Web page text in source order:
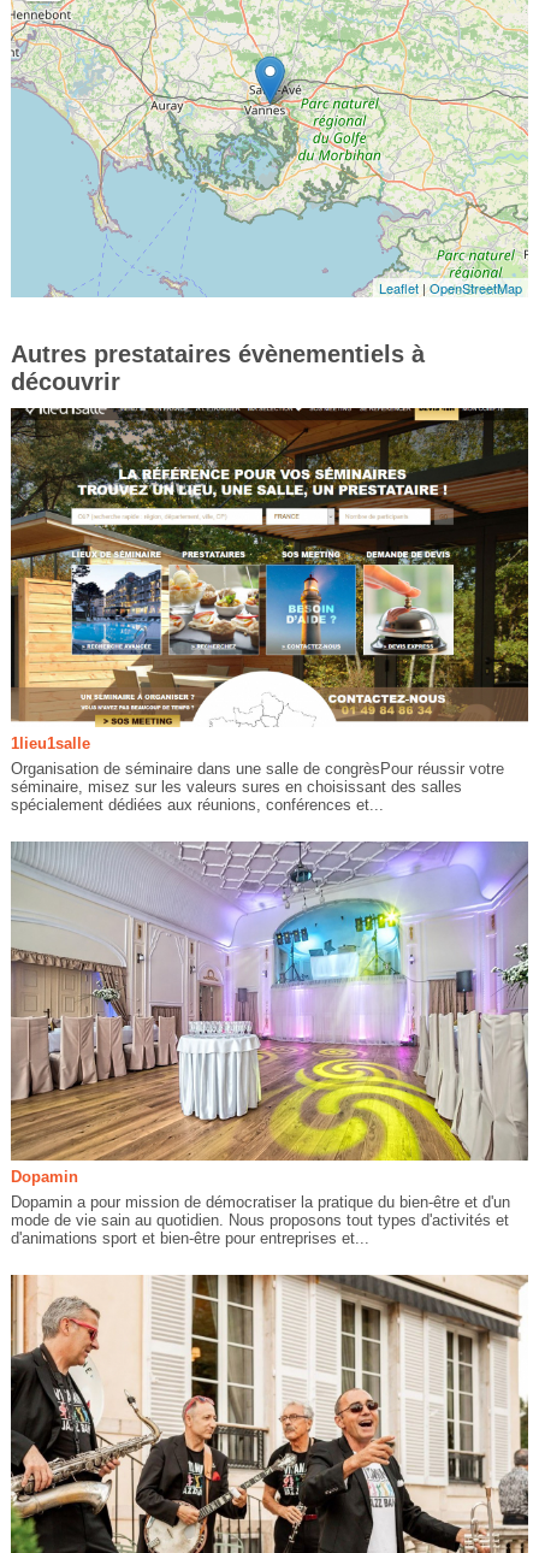
Leaflet |OpenStreetMap
Autres prestataires évènementiels à
découvrir
1lieu1salle
Organisation de séminaire dans une salle de congrèsPour réussir votre
séminaire, misez sur les valeurs sures en choisissant des salles
spécialement dédiées aux réunions, conférences et...
Dopamin
Dopamin a pour mission de démocratiser la pratique du bien-être et d'un
mode de vie sain au quotidien. Nous proposons tout types d'activités et
d'animations sport et bien-être pour entreprises et...